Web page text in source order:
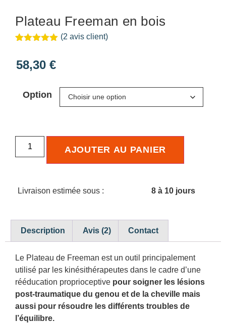
Plateau Freeman en bois
basé sur
notations
(2 avis client)
58,30 €
Option
AJOUTER AU PANIER
Livraison estimée sous : 8 à 10 jours
Description Avis (2) Contact
Le Plateau de Freeman est un outil principalement
utilisé par les kinésithérapeutes dans le cadre d’une
rééducation proprioceptive pour soigner les lésions
post-traumatique du genou et de la cheville mais
aussi pour résoudre les différents troubles de
l’équilibre.